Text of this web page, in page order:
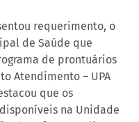
requerimento, o
de Saúde que
de prontuários
Atendimento – UPA
que os
na Unidade